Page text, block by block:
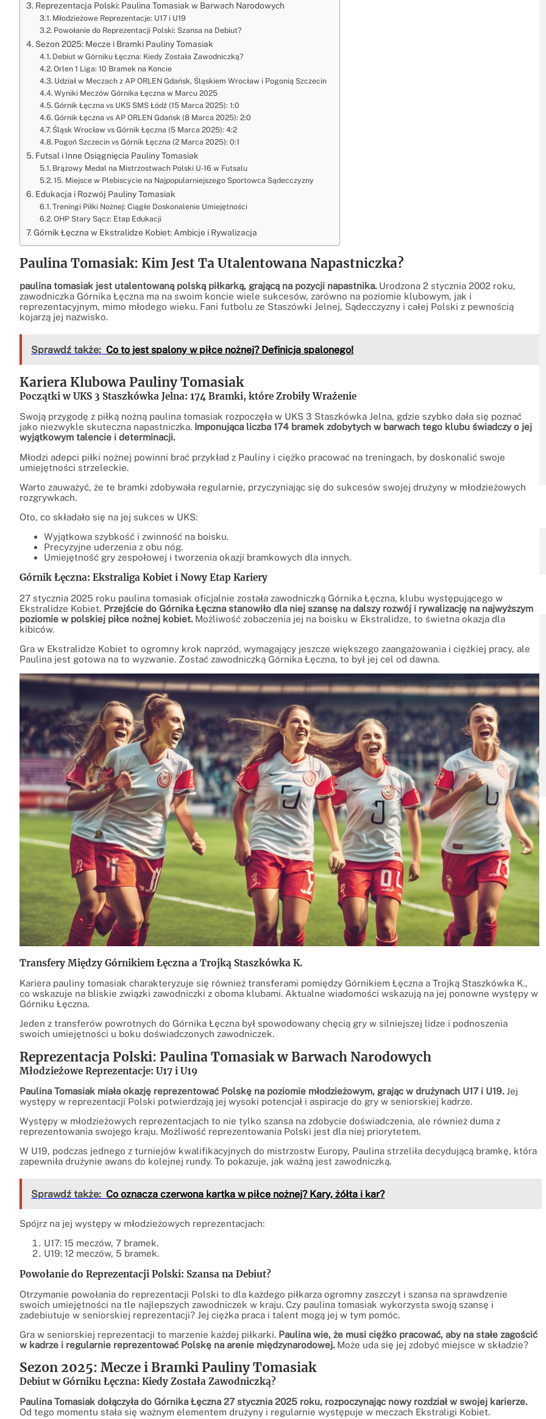
Reprezentacja Polski: Paulina Tomasiak w Barwach Narodowych
Młodzieżowe Reprezentacje: U17 i U19
Powołanie do Reprezentacji Polski: Szansa na Debiut?
Sezon 2025: Mecze i Bramki Pauliny Tomasiak
Debiut w Górniku Łęczna: Kiedy Została Zawodniczką?
Orlen 1 Liga: 10 Bramek na Koncie
Udział w Meczach z AP ORLEN Gdańsk, Śląskiem Wrocław i Pogonią Szczecin
Wyniki Meczów Górnika Łęczna w Marcu 2025
Górnik Łęczna vs UKS SMS Łódź (15 Marca 2025): 1:0
Górnik Łęczna vs AP ORLEN Gdańsk (8 Marca 2025): 2:0
Śląsk Wrocław vs Górnik Łęczna (5 Marca 2025): 4:2
Pogoń Szczecin vs Górnik Łęczna (2 Marca 2025): 0:1
Futsal i Inne Osiągnięcia Pauliny Tomasiak
Brązowy Medal na Mistrzostwach Polski U-16 w Futsalu
15. Miejsce w Plebiscycie na Najpopularniejszego Sportowca Sądecczyzny
Edukacja i Rozwój Pauliny Tomasiak
Treningi Piłki Nożnej: Ciągłe Doskonalenie Umiejętności
OHP Stary Sącz: Etap Edukacji
Górnik Łęczna w Ekstralidze Kobiet: Ambicje i Rywalizacja
Paulina Tomasiak: Kim Jest Ta Utalentowana Napastniczka?
paulina tomasiak jest utalentowaną polską piłkarką, grającą na pozycji napastnika.Urodzona 2 stycznia 2002 roku,
zawodniczka Górnika Łęczna ma na swoim koncie wiele sukcesów, zarówno na poziomie klubowym, jak i
reprezentacyjnym, mimo młodego wieku. Fani futbolu ze Staszówki Jelnej, Sądecczyzny i całej Polski z pewnością
kojarzą jej nazwisko.
Sprawdź także: Co to jest spalony w piłce nożnej? Definicja spalonego!
Kariera Klubowa Pauliny Tomasiak
Początki w UKS 3 Staszkówka Jelna: 174 Bramki, które Zrobiły Wrażenie
Swoją przygodę z piłką nożną paulina tomasiak rozpoczęła w UKS 3 Staszkówka Jelna, gdzie szybko dała się poznać
jako niezwykle skuteczna napastniczka. Imponująca liczba 174 bramek zdobytych w barwach tego klubu świadczy o jej
wyjątkowym talencie i determinacji.
Młodzi adepci piłki nożnej powinni brać przykład z Pauliny i ciężko pracować na treningach, by doskonalić swoje
umiejętności strzeleckie.
Warto zauważyć, że te bramki zdobywała regularnie, przyczyniając się do sukcesów swojej drużyny w młodzieżowych
rozgrywkach.
Oto, co składało się na jej sukces w UKS:
Wyjątkowa szybkość i zwinność na boisku.
Precyzyjne uderzenia z obu nóg.
Umiejętność gry zespołowej i tworzenia okazji bramkowych dla innych.
Górnik Łęczna: Ekstraliga Kobiet i Nowy Etap Kariery
27 stycznia 2025 roku paulina tomasiak oficjalnie została zawodniczką Górnika Łęczna, klubu występującego w
Ekstralidze Kobiet. Przejście do Górnika Łęczna stanowiło dla niej szansę na dalszy rozwój i rywalizację na najwyższym
poziomie w polskiej piłce nożnej kobiet.Możliwość zobaczenia jej na boisku w Ekstralidze, to świetna okazja dla
kibiców.
Gra w Ekstralidze Kobiet to ogromny krok naprzód, wymagający jeszcze większego zaangażowania i ciężkiej pracy, ale
Paulina jest gotowa na to wyzwanie. Zostać zawodniczką Górnika Łęczna, to był jej cel od dawna.
Transfery Między Górnikiem Łęczna a Trojką Staszkówka K.
Kariera pauliny tomasiak charakteryzuje się również transferami pomiędzy Górnikiem Łęczna a Trojką Staszkówka K.,
co wskazuje na bliskie związki zawodniczki z oboma klubami. Aktualne wiadomości wskazują na jej ponowne występy w
Górniku Łęczna.
Jeden z transferów powrotnych do Górnika Łęczna był spowodowany chęcią gry w silniejszej lidze i podnoszenia
swoich umiejętności u boku doświadczonych zawodniczek.
Reprezentacja Polski: Paulina Tomasiak w Barwach Narodowych
Młodzieżowe Reprezentacje: U17 i U19
Paulina Tomasiak miała okazję reprezentować Polskę na poziomie młodzieżowym, grając w drużynach U17 i U19.Jej
występy w reprezentacji Polski potwierdzają jej wysoki potencjał i aspiracje do gry w seniorskiej kadrze.
Występy w młodzieżowych reprezentacjach to nie tylko szansa na zdobycie doświadczenia, ale również duma z
reprezentowania swojego kraju. Możliwość reprezentowania Polski jest dla niej priorytetem.
W U19, podczas jednego z turniejów kwalifikacyjnych do mistrzostw Europy, Paulina strzeliła decydującą bramkę, która
zapewniła drużynie awans do kolejnej rundy. To pokazuje, jak ważną jest zawodniczką.
Sprawdź także: Co oznacza czerwona kartka w piłce nożnej? Kary, żółta i kar?
Spójrz na jej występy w młodzieżowych reprezentacjach:
U17: 15 meczów, 7 bramek.
U19: 12 meczów, 5 bramek.
Powołanie do Reprezentacji Polski: Szansa na Debiut?
Otrzymanie powołania do reprezentacji Polski to dla każdego piłkarza ogromny zaszczyt i szansa na sprawdzenie
swoich umiejętności na tle najlepszych zawodniczek w kraju. Czy paulina tomasiak wykorzysta swoją szansę i
zadebiutuje w seniorskiej reprezentacji? Jej ciężka praca i talent mogą jej w tym pomóc.
Gra w seniorskiej reprezentacji to marzenie każdej piłkarki. Paulina wie, że musi ciężko pracować, aby na stałe zagościć
w kadrze i regularnie reprezentować Polskę na arenie międzynarodowej.Może uda się jej zdobyć miejsce w składzie?
Sezon 2025: Mecze i Bramki Pauliny Tomasiak
Debiut w Górniku Łęczna: Kiedy Została Zawodniczką?
Paulina Tomasiak dołączyła do Górnika Łęczna 27 stycznia 2025 roku, rozpoczynając nowy rozdział w swojej karierze.
Od tego momentu stała się ważnym elementem drużyny i regularnie występuje w meczach Ekstraligi Kobiet.